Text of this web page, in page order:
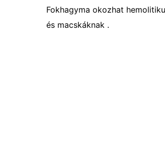
Fokhagyma okozhat
és macskáknak .